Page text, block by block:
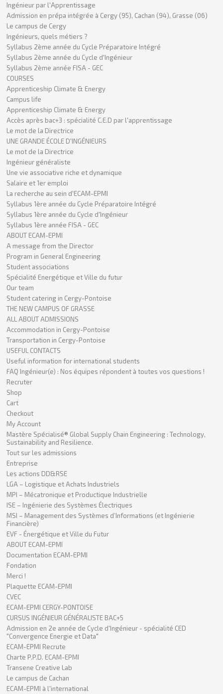
Ingénieur par l'Apprentissage
Admission en prépa intégrée à Cergy (95), Cachan (94), Grasse (06)
Le campus de Cergy
Ingénieurs, quels métiers ?
Syllabus 2ème année du Cycle Préparatoire Intégré
Syllabus 2ème année du Cycle d'Ingénieur
Syllabus 2ème année FISA - GEC
COURSES
Apprenticeship Climate & Energy
Campus life
Apprenticeship Climate & Energy
Accès après bac+3 : spécialité C.E.D par l'apprentissage
Le mot de la Directrice
UNE GRANDE ÉCOLE D'INGÉNIEURS
Le mot de la Directrice
Ingénieur généraliste
Une vie associative riche et dynamique
Salaire et 1er emploi
La recherche au sein d'ECAM-EPMI
Syllabus 1ère année du Cycle Préparatoire Intégré
Syllabus 1ère année du Cycle d'Ingénieur
Syllabus 1ère année FISA - GEC
ABOUT ECAM-EPMI
A message from the Director
Program in General Engineering
Student associations
Spécialité Energétique et Ville du futur
Our team
Student catering in Cergy-Pontoise
THE NEW CAMPUS OF GRASSE
ALL ABOUT ADMISSIONS
Accommodation in Cergy-Pontoise
Transportation in Cergy-Pontoise
USEFUL CONTACTS
Useful information for international students
FAQ Ingénieur(e) : Nos équipes répondent à toutes vos questions !
Recruter
Shop
Cart
Checkout
My Account
Mastère Spécialisé® Global Supply Chain Engineering : Technology,
Sustainability and Resilience.
Tout sur les admissions
Entreprise
Les actions DD&RSE
LGA – Logistique et Achats Industriels
MPI – Mécatronique et Productique Industrielle
ISE – Ingénierie des Systèmes Électriques
MSI – Management des Systèmes d’Informations (et Ingénierie
Financière)
EVF - Énergétique et Ville du Futur
ABOUT ECAM-EPMI
Documentation ECAM-EPMI
Fondation
Merci !
Plaquette ECAM-EPMI
CVEC
ECAM-EPMI CERGY-PONTOISE
CURSUS INGÉNIEUR GÉNÉRALISTE BAC+5
Admission en 2e année de Cycle d'Ingénieur - spécialité CED
"Convergence Energie et Data"
ECAM-EPMI Recrute
Charte P.P.D. ECAM-EPMI
Transene Creative Lab
Le campus de Cachan
ECAM-EPMI à l'international